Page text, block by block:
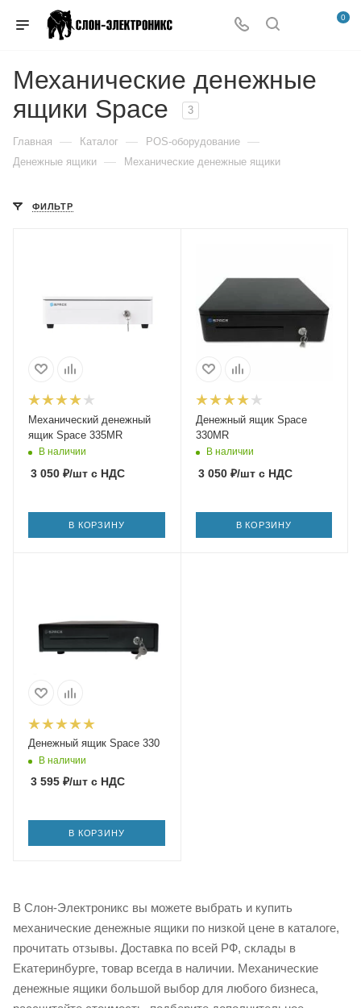
0
Механические денежные
ящики Space
3
Главная — Каталог — POS-оборудование —
Денежные ящики — Механические денежные ящики
ФИЛЬТР
Механический денежный
ящик Space 335MR
В наличии
3 050 ₽/шт с НДС
В КОРЗИНУ
Денежный ящик Space
330MR
В наличии
3 050₽/штс НДС
В КОРЗИНУ
Денежный ящик Space 330
В наличии
3 595 ₽/шт с НДС
В КОРЗИНУ
В Слон-Электроникс вы можете выбрать и купить
механические денежные ящики по низкой цене в каталоге,
прочитать отзывы. Доставка по всей РФ, склады в
Екатеринбурге, товар всегда в наличии. Механические
денежные ящики большой выбор для любого бизнеса,